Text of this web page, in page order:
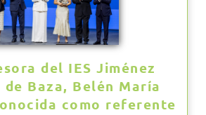
del IES Jiménez
Baza, Belén María
como referente